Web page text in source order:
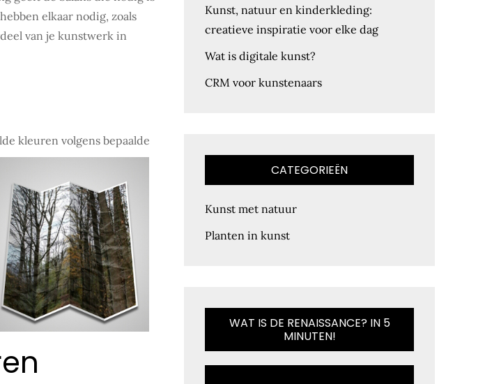
elkaar nodig, zoals
van je kunstwerk in
kleuren volgens bepaalde
Kunst, natuur en kinderkleding:
creatieve inspiratie voor elke dag
Wat is digitale kunst?
CRM voor kunstenaars
CATEGORIEËN
Kunst met natuur
Planten in kunst
WAT IS DE RENAISSANCE? IN 5
MINUTEN!